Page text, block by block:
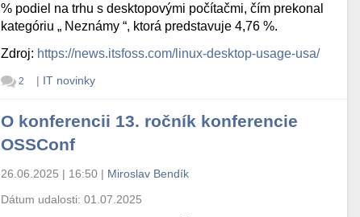
% podiel na trhu s desktopovými počítačmi, čím prekonal
kategóriu „ Neznámy “, ktorá predstavuje 4,76 %.
Zdroj: https://news.itsfoss.com/linux-desktop-usage-usa/
2 | IT novinky
O konferencii 13. ročník konferencie
OSSConf
26.06.2025 | 16:50 | Miroslav Bendík
Dátum udalosti:01.07.2025